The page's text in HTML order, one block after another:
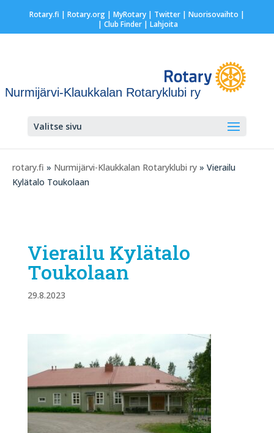
Rotary.fi | Rotary.org| MyRotary| Twitter| Nuorisovaihto |
| Club Finder| Lahjoita
Nurmijärvi-Klaukkalan Rotaryklubi ry
Valitse sivu
rotary.fi » Nurmijärvi-Klaukkalan Rotaryklubi ry » Vierailu
Kylätalo Toukolaan
Vierailu Kylätalo
Toukolaan
29.8.2023